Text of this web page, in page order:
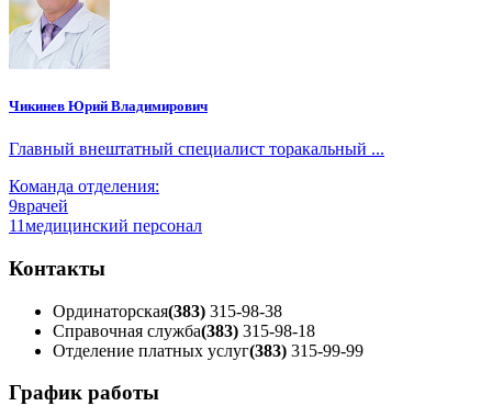
Чикинев Юрий Владимирович
Главный внештатный специалист торакальный ...
Команда отделения:
9врачей
11медицинский персонал
Контакты
Ординаторская(383) 315-98-38
Справочная служба(383) 315-98-18
Отделение платных услуг(383) 315-99-99
График работы